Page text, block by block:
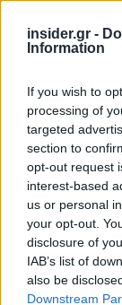
insider.gr -
Information
If you wish to
processing of
targeted
section to
opt-out request
interest-based
us or personal
your opt-out.
disclosure of
IAB’s list of
also be
Downstream
Σε ό,τι
τη διάρκεια
είχε
επιδόσεις
εξωτερική
Υποστήριξε
προχώρησε
εξωτερική
ανέφερε,